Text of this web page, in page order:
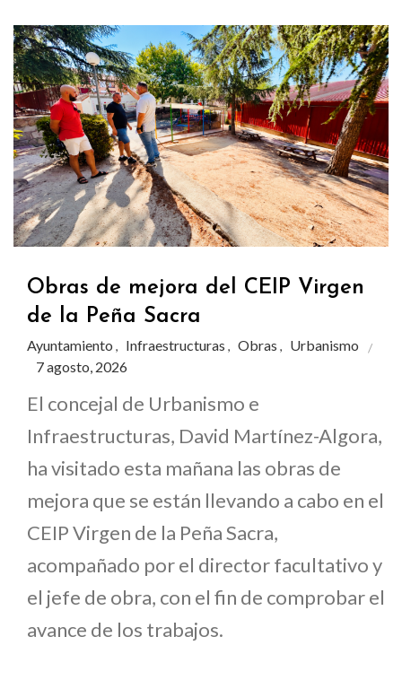
Obras de mejora del CEIP Virgen
de la Peña Sacra
Ayuntamiento , Infraestructuras , Obras , Urbanismo
7 agosto, 2026
El concejal de Urbanismo e
Infraestructuras, David Martínez-Algora,
ha visitado esta mañana las obras de
mejora que se están llevando a cabo en el
CEIP Virgen de la Peña Sacra,
acompañado por el director facultativo y
el jefe de obra, con el fin de comprobar el
avance de los trabajos.